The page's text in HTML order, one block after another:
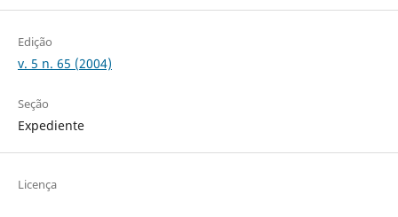
Edição
v. 5 n. 65 (2004)
Seção
Expediente
Licença